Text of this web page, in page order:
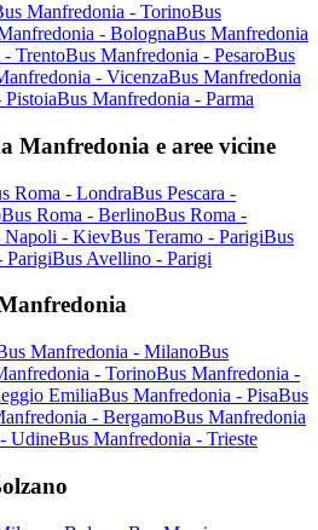
Manfredonia - TorinoBus
- BolognaBus Manfredonia
TrentoBus Manfredonia - PesaroBus
- VicenzaBus Manfredonia
Bus Manfredonia - Parma
Manfredonia e aree vicine
Roma - LondraBus Pescara -
Bus Roma - BerlinoBus Roma -
Napoli - KievBus Teramo - ParigiBus
ParigiBus Avellino - Parigi
Manfredonia - MilanoBus
- TorinoBus Manfredonia -
EmiliaBus Manfredonia - PisaBus
- BergamoBus Manfredonia
UdineBus Manfredonia - Trieste